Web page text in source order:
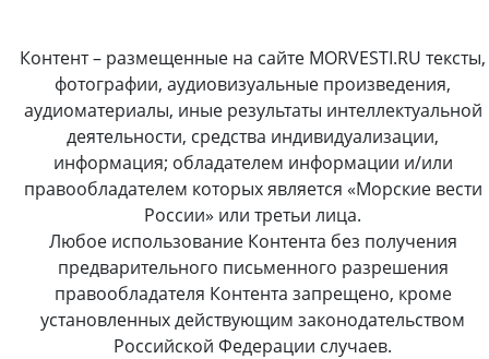
Контент – размещенные на сайте MORVESTI.RU тексты,
фотографии, аудиовизуальные произведения,
аудиоматериалы, иные результаты интеллектуальной
деятельности, средства индивидуализации,
информация; обладателем информации и/или
правообладателем которых является «Морские вести
России» или третьи лица.
Любое использование Контента без получения
предварительного письменного разрешения
правообладателя Контента запрещено, кроме
установленных действующим законодательством
Российской Федерации случаев.